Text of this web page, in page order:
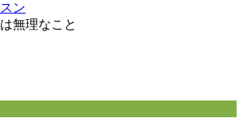
ン
無理なこと